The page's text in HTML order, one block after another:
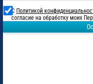
С Политикой
согласие на обработку моих